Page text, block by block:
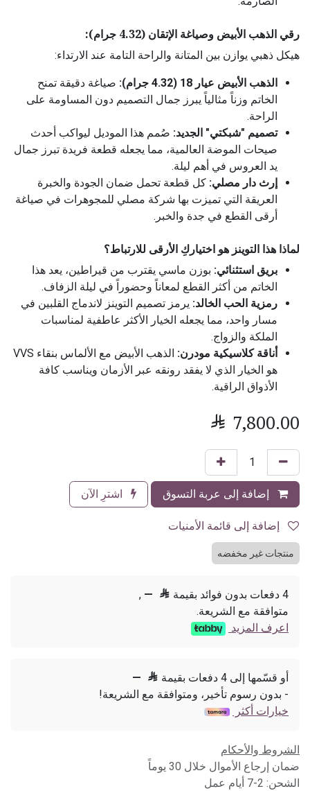
رقي الذهب الأبيض وصياغة الإتقان (4.32 جرام):
هيكل ذهبي يوازن بين المتانة والراحة التامة عند الارتداء:
الذهب الأبيض عيار 18 (4.32 جرام):
صياغة دقيقة تمنح
الخاتم وزناً مثالياً يبرز جمال التصميم دون المساومة على
الراحة.
تصميم "شبكتي" الجديد: صُمم هذا الموديل ليواكب أحدث
صيحات الموضة العالمية، مما يجعله قطعة فريدة تبرز جمال
يد العروس في أهم ليلة.
إرث دار مصلي: كل قطعة تحمل ضمان الجودة والخبرة
العريقة التي تميزت بها شركة مصلي للمجوهرات في صياغة
أرقى القطع في جدة والخبر.
لماذا هذا التوينز هو اختياركِ الأرقى للارتباط؟
بريق استثنائي: بوزن ماسي يقترب من قيراطين، يعد هذا
الخاتم من أكثر القطع لمعاناً وحضوراً في ليلة الزفاف.
رمزية الحب الخالد: يرمز تصميم التوينز لاندماج القلبين في
مسار واحد، مما يجعله الخيار الأكثر عاطفية لمناسبات
الملكة والزواج.
أناقة كلاسيكية مودرن:
الذهب الأبيض مع الألماس بنقاء VVS
هو الخيار الذي لا يفقد رونقه عبر الأزمان ويناسب كافة
الأذواق الراقية.
 7,800.00
إضافة إلى عربة التسوق اشترِ الآن
منتجات غير مخفضه
4 دفعات بدون فوائد بقيمة 
—
,
متوافقة مع الشريعة.
اعرف المزيد
أو قسّمها إلى 4 دفعات بقيمة 
—
- بدون رسوم تأخير، ومتوافقة مع الشريعة!
خيارات أكثر
الشروط والأحكام
ضمان إرجاع الأموال خلال 30 يوماً
الشحن: 2-7 أيام عمل